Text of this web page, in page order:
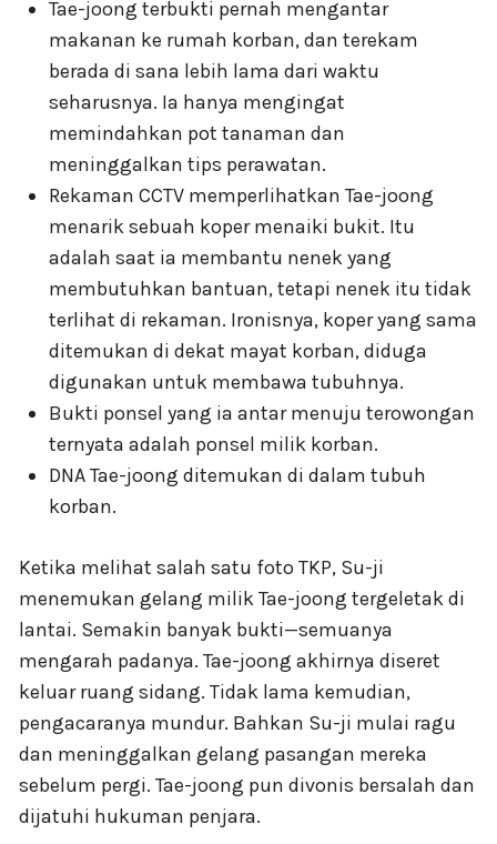
Tae-joong terbukti pernah mengantar
makanan ke rumah korban, dan terekam
berada di sana lebih lama dari waktu
seharusnya. Ia hanya mengingat
memindahkan pot tanaman dan
meninggalkan tips perawatan.
Rekaman CCTV memperlihatkan Tae-joong
menarik sebuah koper menaiki bukit. Itu
adalah saat ia membantu nenek yang
membutuhkan bantuan, tetapi nenek itu tidak
terlihat di rekaman. Ironisnya, koper yang sama
ditemukan di dekat mayat korban, diduga
digunakan untuk membawa tubuhnya.
Bukti ponsel yang ia antar menuju terowongan
ternyata adalah ponsel milik korban.
DNA Tae-joong ditemukan di dalam tubuh
korban.
Ketika melihat salah satu foto TKP, Su-ji
menemukan gelang milik Tae-joong tergeletak di
lantai. Semakin banyak bukti—semuanya
mengarah padanya. Tae-joong akhirnya diseret
keluar ruang sidang. Tidak lama kemudian,
pengacaranya mundur. Bahkan Su-ji mulai ragu
dan meninggalkan gelang pasangan mereka
sebelum pergi. Tae-joong pun divonis bersalah dan
dijatuhi hukuman penjara.